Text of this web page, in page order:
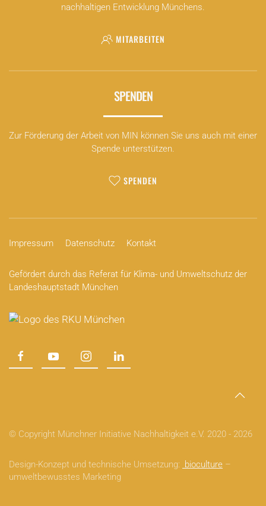
nachhaltigen Entwicklung Münchens.
MITARBEITEN
SPENDEN
Zur Förderung der Arbeit von MIN können Sie uns auch mit einer
Spende unterstützen.
SPENDEN
Impressum Datenschutz Kontakt
Gefördert durch das Referat für Klima- und Umweltschutz der
Landeshauptstadt München
© Copyright Münchner Initiative Nachhaltigkeit e.V. 2020 - 2026
Design-Konzept und technische Umsetzung: bioculture –
umweltbewusstes Marketing